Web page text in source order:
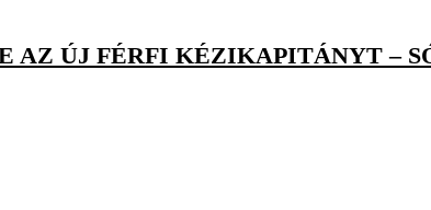
AZ ÚJ FÉRFI KÉZIKAPITÁNYT –